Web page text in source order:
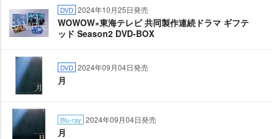
DVD 2024年10月25日発売
WOWOW×東海テレビ 共同製作連続ドラマ ギフテ
ッド Season2 DVD-BOX
DVD 2024年09月04日発売
月
Blu-ray 2024年09月04日発売
月